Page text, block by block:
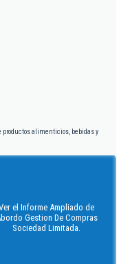
productos alimenticios, bebidas y
el Informe Ampliado de
Gestion De Compras
Sociedad Limitada.